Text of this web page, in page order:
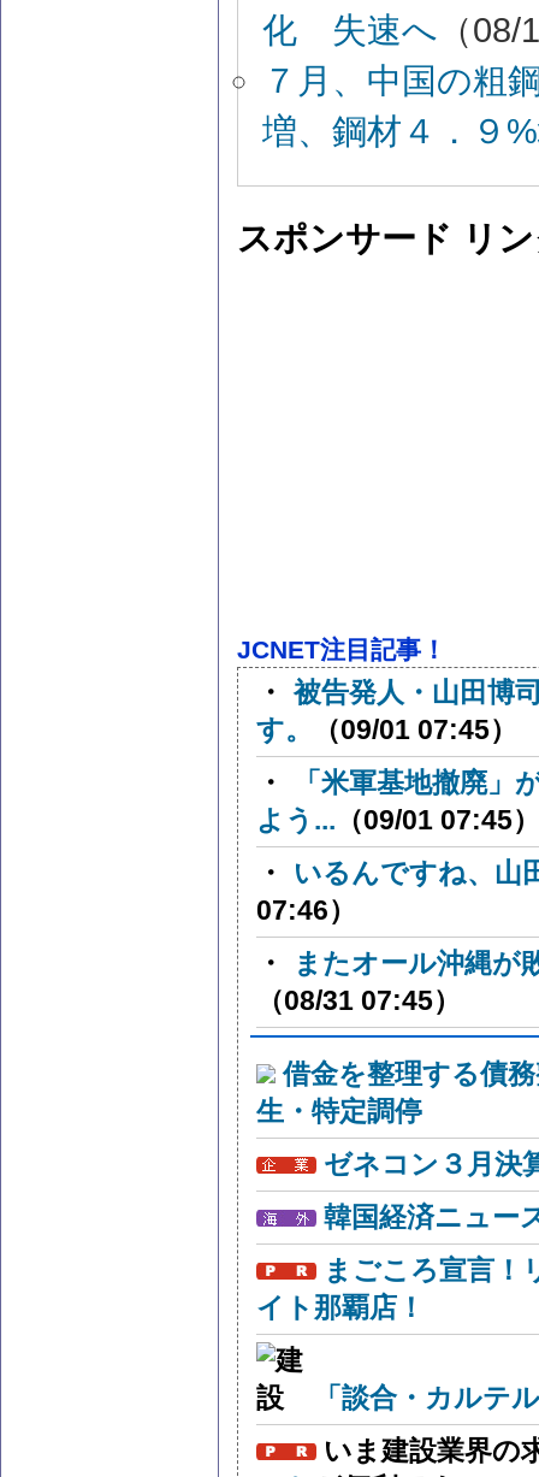
化 失速へ （
７月、中国の粗
増、鋼材４．９
スポンサード リ
JCNET注目記事！
・ 被告発人・山田博
す。
（09/01 07:45）
・
「米軍基地撤廃
よう... （09/01 07:45）
・
いるんですね、山
07:46）
・
またオール沖縄が
（08/31 07:45）
借金を整理する債
生・特定調停
ゼネコン３月決
韓国経済ニュー
まごころ宣言！
イト那覇店！
「談合・カルテ
いま建設業界の